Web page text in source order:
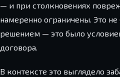
— и при столкновениях
намеренно ограничены. Это
решением — это было
договора.
В контексте это выглядело